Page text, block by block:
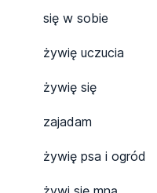
się w sobie
żywię uczucia
żywię się
zajadam
żywię psa i ogród